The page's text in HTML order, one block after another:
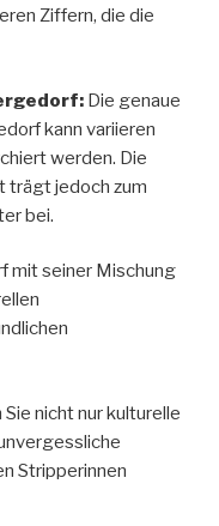
Ziffern, die die
Die genaue
kann variieren
werden. Die
trägt jedoch zum
bei.
mit seiner Mischung
nicht nur kulturelle
Stripperinnen